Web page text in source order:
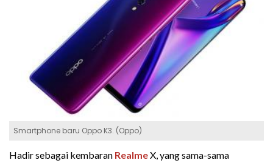
Smartphone baru Oppo K3. (Oppo)
Hadir sebagai kembaran RealmeX, yang sama-sama